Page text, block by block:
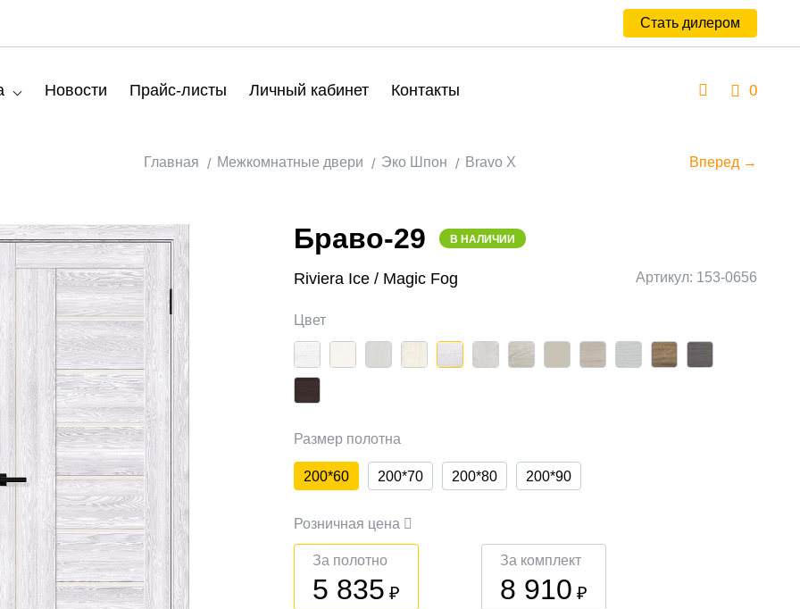
Стать дилером
Новости Прайс-листы Личный кабинет Контакты 0
Главная Межкомнатные двери Эко Шпон Bravo X Вперед →
Браво-29 В НАЛИЧИИ
Riviera Ice / Magic Fog Артикул: 153-0656
Цвет
Размер полотна
200*60 200*70 200*80 200*90
Розничная цена
За полотно
5 835 ₽
За комплект
8 910 ₽